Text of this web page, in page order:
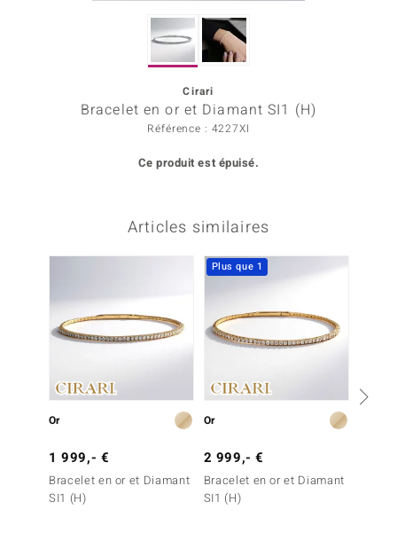
Collection
Cirari
Bracelet en or et Diamant SI1 (H)
Référence : 4227XI
Ce produit est épuisé.
Articles similaires
Or
1 999,- €
Bracelet en or et Diamant
SI1 (H)
Plus que 1
Or
2 999,- €
Bracelet en or et Diamant
SI1 (H)